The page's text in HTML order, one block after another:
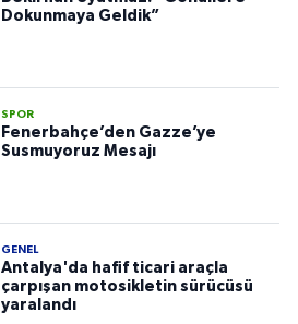
Dokunmaya Geldik”
SPOR
Fenerbahçe’den Gazze’ye
Susmuyoruz Mesajı
GENEL
Antalya'da hafif ticari araçla
çarpışan motosikletin sürücüsü
yaralandı